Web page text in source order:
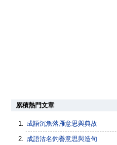
累積熱門文章
成語沉魚落雁意思與典故
成語沽名釣譽意思與造句